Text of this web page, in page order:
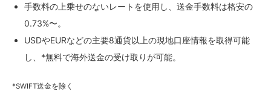
手数料の上乗せのないレートを使用し、送金手数料は格安の
0.73%〜。
USDやEURなどの主要8通貨以上の現地口座情報を取得可能
し、*無料で海外送金の受け取りが可能。
*SWIFT送金を除く